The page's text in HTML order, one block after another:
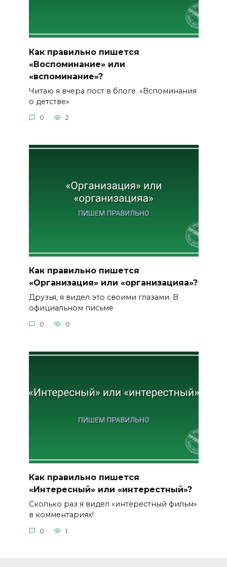
Как правильно пишется
«Воспоминание» или
«вспоминание»?
Читаю я вчера пост в блоге. «Вспоминания
о детстве»
0 2
Как правильно пишется
«Организация» или «организацияа»?
Друзья, я видел это своими глазами. В
официальном письме
0 0
Как правильно пишется
«Интересный» или «интерестный»?
Сколько раз я видел «интерестный фильм»
в комментариях!
0 1